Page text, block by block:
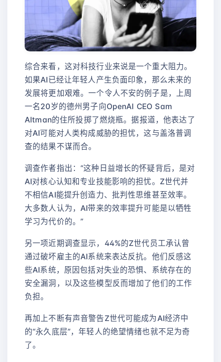
综合来看，这对科技行业来说是一个重大阻力。
如果AI已经让年轻人产生负面印象，那么未来的
发展将更加艰难。一个令人不安的例子是，上周
一名20岁的德州男子向OpenAI CEO Sam
Altman的住所投掷了燃烧瓶。据报道，他表达了
对AI可能对人类构成威胁的担忧，这与盖洛普调
查的结果不谋而合。
调查作者指出：“这种日益增长的怀疑背后，是对
AI对核心认知和专业技能影响的担忧。Z世代并
不相信AI能提升创造力、批判性思维甚至效率。
大多数人认为，AI带来的效率提升可能是以牺牲
学习为代价的。”
另一项近期调查显示，44%的Z世代员工承认曾
通过破坏雇主的AI系统来表达反抗。他们反感这
些AI系统，原因包括对失业的恐惧、系统存在的
安全漏洞，以及这些模型反而增加了他们的工作
负担。
再加上不断有声音警告Z世代可能成为AI经济中
的“永久底层”，年轻人的绝望情绪也就不足为奇
了。